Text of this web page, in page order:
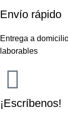
Envío rápido
Entrega a
laborables
¡Escríbenos!